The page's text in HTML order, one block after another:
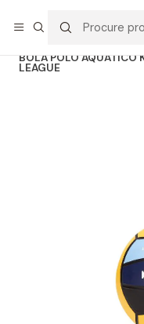
BOLA POLO AQUÁTICO
LEAGUE